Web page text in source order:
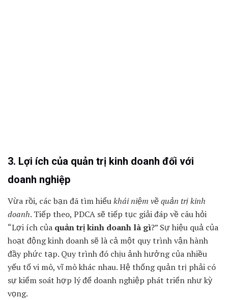
3. Lợi ích của quản trị kinh doanh đối với
doanh nghiệp
Vừa rồi, các bạn đã tìm hiểukhái niệm về quản trị kinh
doanh. Tiếp theo, PDCA sẽ tiếp tục giải đáp về câu hỏi
“Lợi ích của quản trị kinh doanh là gì?” Sự hiệu quả của
hoạt động kinh doanh sẽ là cả một quy trình vận hành
đầy phức tạp. Quy trình đó chịu ảnh hưởng của nhiều
yếu tố vi mô, vĩ mô khác nhau. Hệ thống quản trị phải có
sự kiểm soát hợp lý để doanh nghiệp phát triển như kỳ
vọng.